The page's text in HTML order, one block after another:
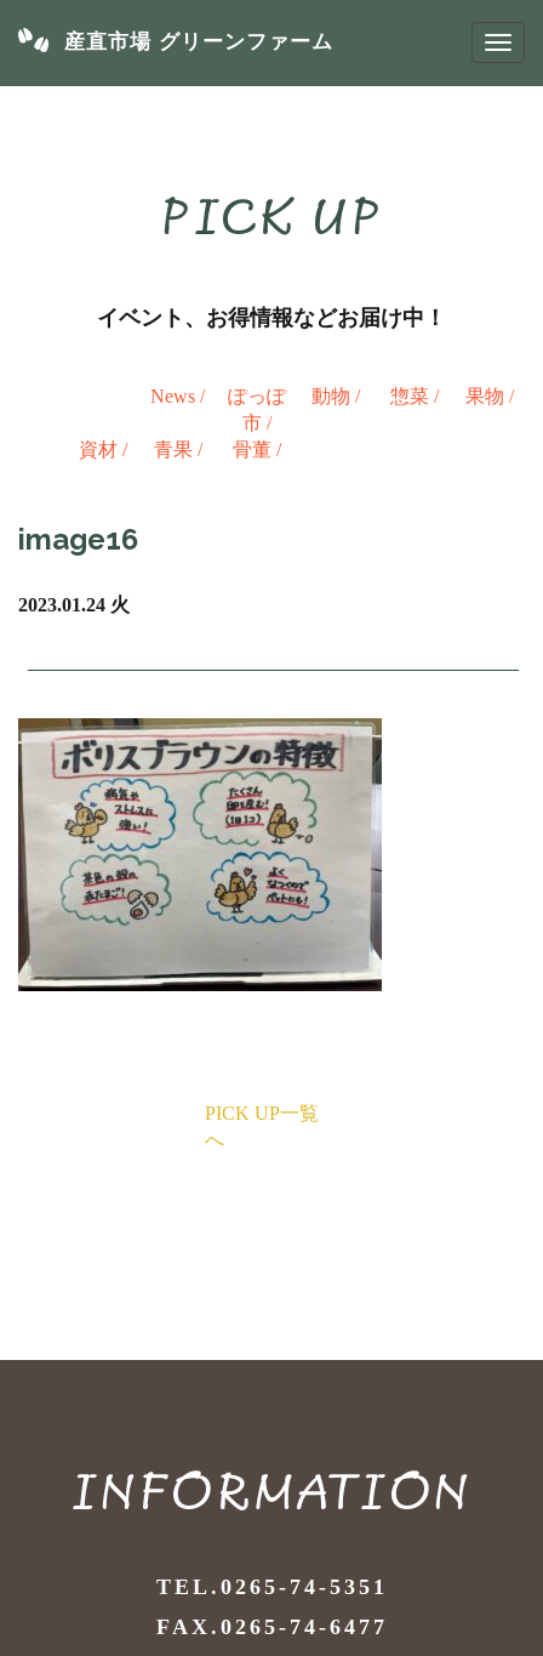
産直市場 グリーンファーム
PICK UP
イベント、お得情報などお届け中！
News /
ぽっぽ
市 /
動物 / 惣菜 / 果物 /
資材 / 青果 / 骨董 /
image16
2023.01.24 火
PICK UP一覧
へ
INFORMATION
TEL.0265-74-5351
FAX.0265-74-6477